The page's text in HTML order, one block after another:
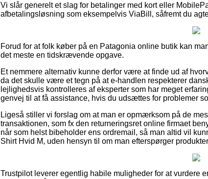
Vi slår generelt et slag for betalinger med kort eller
afbetalingsløsning som eksempelvis ViaBill, såfremt du
Forud for at folk køber på en Patagonia online butik kan
det meste en tidskrævende opgave.
Et nemmere alternativ kunne derfor være at finde ud af
da det skulle være et tegn på at e-handlen respekterer
lejlighedsvis kontrolleres af eksperter som har meget
genvej til at få assistance, hvis du udsættes for problemer
Ligeså stiller vi forslag om at man er opmærksom på de
transaktionen, som fx den returneringsret online firmaet
når som helst bibeholder ens ordremail, så man altid vil
Shirt Hvid M, uden hensyn til om man efterspørger
Trustpilot leverer egentlig habile muligheder for at